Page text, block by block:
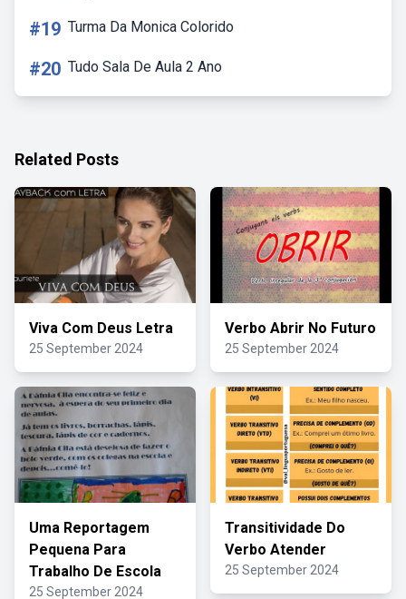
#19 Turma Da Monica Colorido
#20 Tudo Sala De Aula 2 Ano
Related Posts
Viva Com Deus Letra
25 September 2024
Verbo Abrir No Futuro
25 September 2024
Uma Reportagem
Pequena Para
Trabalho De Escola
25 September 2024
Transitividade Do
Verbo Atender
25 September 2024